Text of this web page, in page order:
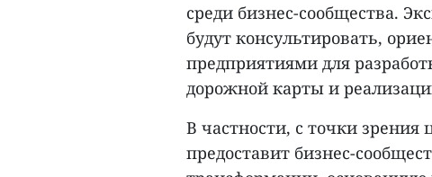
среди бизнес-сообщества.
будут консультировать,
предприятиями для
дорожной карты и
В частности, с точки
предоставит бизнес-